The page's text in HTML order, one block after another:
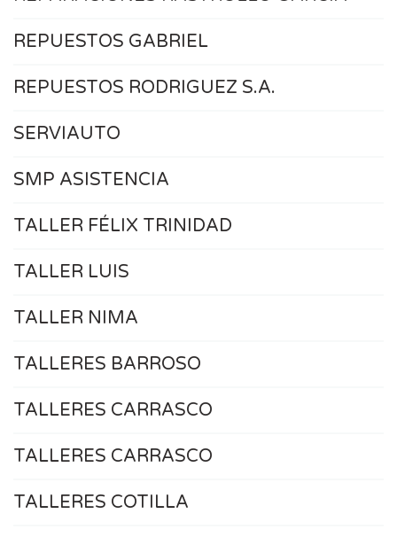
REPUESTOS GABRIEL
REPUESTOS RODRIGUEZ S.A.
SERVIAUTO
SMP ASISTENCIA
TALLER FÉLIX TRINIDAD
TALLER LUIS
TALLER NIMA
TALLERES BARROSO
TALLERES CARRASCO
TALLERES CARRASCO
TALLERES COTILLA